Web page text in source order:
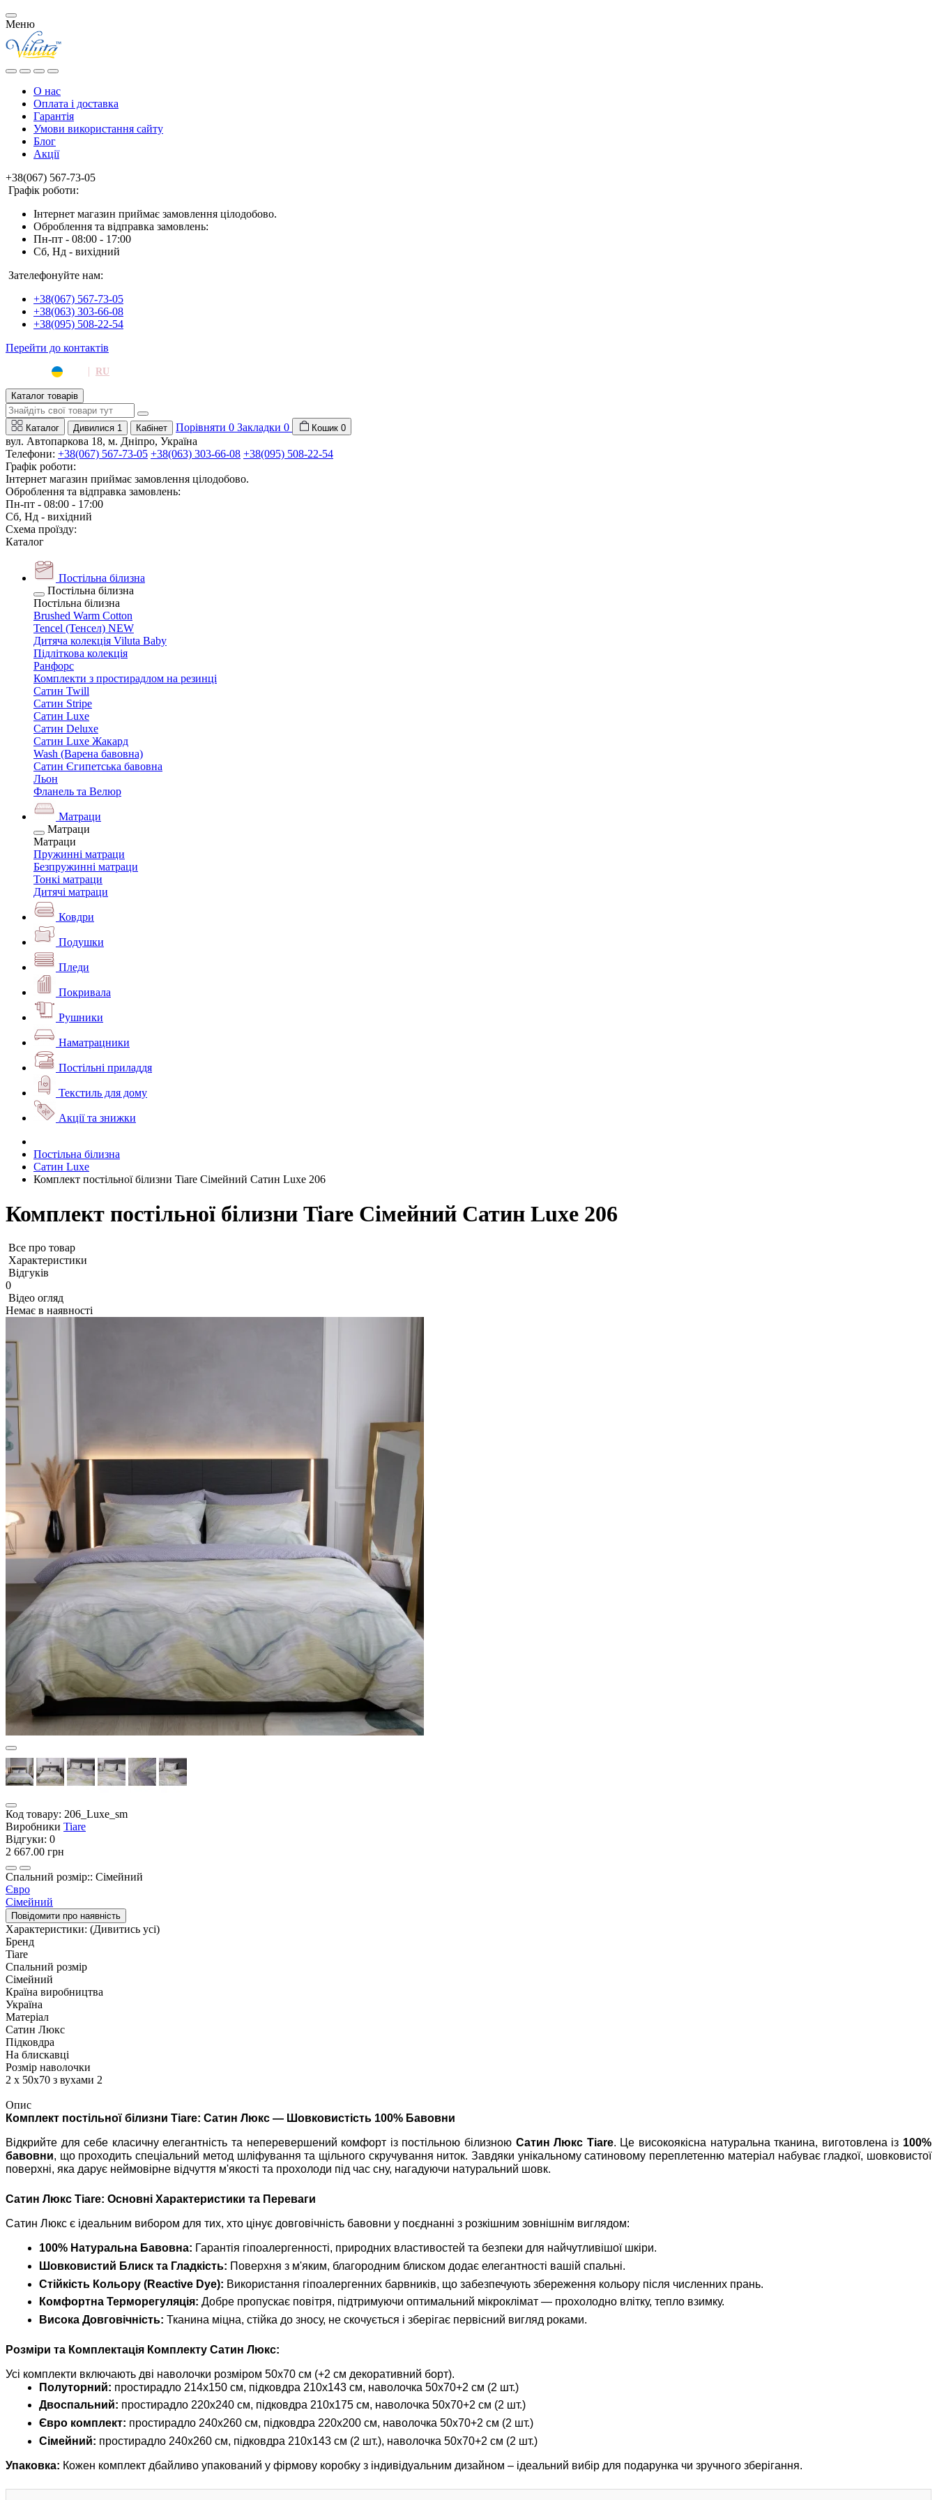
Меню
О нас
Оплата і доставка
Гарантія
Умови використання сайту
Блог
Акції
+38(067) 567-73-05
Графік роботи:
Інтернет магазин приймає замовлення цілодобово.
Оброблення та відправка замовлень:
Пн-пт - 08:00 - 17:00
Сб, Нд - вихідний
Зателефонуйте нам:
+38(067) 567-73-05
+38(063) 303-66-08
+38(095) 508-22-54
Перейти до контактів
| RU
Каталог товарів
Каталог Дивилися 1 Кабінет Порівняти 0 Закладки 0 Кошик 0
вул. Автопаркова 18, м. Дніпро, Україна
Телефони: +38(067) 567-73-05 +38(063) 303-66-08 +38(095) 508-22-54
Графік роботи:
Інтернет магазин приймає замовлення цілодобово.
Оброблення та відправка замовлень:
Пн-пт - 08:00 - 17:00
Сб, Нд - вихідний
Схема проїзду:
Каталог
Постільна білизна
Постільна білизна
Постільна білизна
Brushed Warm Cotton
Tencel (Тенсел) NEW
Дитяча колекція Viluta Baby
Підліткова колекція
Ранфорс
Комплекти з простирадлом на резинці
Сатин Twill
Сатин Stripe
Сатин Luxe
Сатин Deluxe
Сатин Luxe Жакард
Wash (Варена бавовна)
Сатин Єгипетська бавовна
Льон
Фланель та Велюр
Матраци
Матраци
Матраци
Пружинні матраци
Безпружинні матраци
Тонкі матраци
Дитячі матраци
Ковдри
Подушки
Пледи
Покривала
Рушники
Наматрацники
Постільні приладдя
Текстиль для дому
Акції та знижки
Постільна білизна
Сатин Luxe
Комплект постільної білизни Tiare Сімейний Сатин Luxe 206
Комплект постільної білизни Tiare Сімейний Сатин Luxe 206
Все про товар
Характеристики
Відгуків
0
Відео огляд
Немає в наявності
Код товару: 206_Luxe_sm
Виробники Tiare
Відгуки: 0
2 667.00 грн
Спальний розмір:: Сімейний
Євро
Сімейний
Повідомити про наявність
Характеристики: (Дивитись усі)
Бренд
Tiare
Спальний розмір
Сімейний
Країна виробництва
Україна
Матеріал
Сатин Люкс
Підковдра
На блискавці
Розмір наволочки
2 х 50х70 з вухами 2
Опис
Комплект постільної білизни Tiare: Сатин Люкс — Шовковистість 100% Бавовни
Відкрийте для себе класичну елегантність та неперевершений комфорт із постільною білизною Сатин Люкс Tiare. Це високоякісна натуральна тканина, виготовлена із 100%
бавовни, що проходить спеціальний метод шліфування та щільного скручування ниток. Завдяки унікальному сатиновому переплетенню матеріал набуває гладкої, шовковистої
поверхні, яка дарує неймовірне відчуття м'якості та прохолоди під час сну, нагадуючи натуральний шовк.
Сатин Люкс Tiare: Основні Характеристики та Переваги
Сатин Люкс є ідеальним вибором для тих, хто цінує довговічність бавовни у поєднанні з розкішним зовнішнім виглядом:
100% Натуральна Бавовна: Гарантія гіпоалергенності, природних властивостей та безпеки для найчутливішої шкіри.
Шовковистий Блиск та Гладкість: Поверхня з м'яким, благородним блиском додає елегантності вашій спальні.
Стійкість Кольору (Reactive Dye): Використання гіпоалергенних барвників, що забезпечують збереження кольору після численних прань.
Комфортна Терморегуляція: Добре пропускає повітря, підтримуючи оптимальний мікроклімат — прохолодно влітку, тепло взимку.
Висока Довговічність: Тканина міцна, стійка до зносу, не скочується і зберігає первісний вигляд роками.
Розміри та Комплектація Комплекту Сатин Люкс:
Усі комплекти включають дві наволочки розміром 50x70 см (+2 см декоративний борт).
Полуторний: простирадло 214x150 см, підковдра 210x143 см, наволочка 50x70+2 см (2 шт.)
Двоспальний: простирадло 220x240 см, підковдра 210x175 см, наволочка 50x70+2 см (2 шт.)
Євро комплект: простирадло 240x260 см, підковдра 220x200 см, наволочка 50x70+2 см (2 шт.)
Сімейний: простирадло 240x260 см, підковдра 210x143 см (2 шт.), наволочка 50x70+2 см (2 шт.)
Упаковка: Кожен комплект дбайливо упакований у фірмову коробку з індивідуальним дизайном – ідеальний вибір для подарунка чи зручного зберігання.